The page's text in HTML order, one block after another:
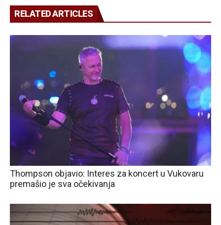
RELATED ARTICLES
Thompson objavio: Interes za koncert u Vukovaru
premašio je sva očekivanja